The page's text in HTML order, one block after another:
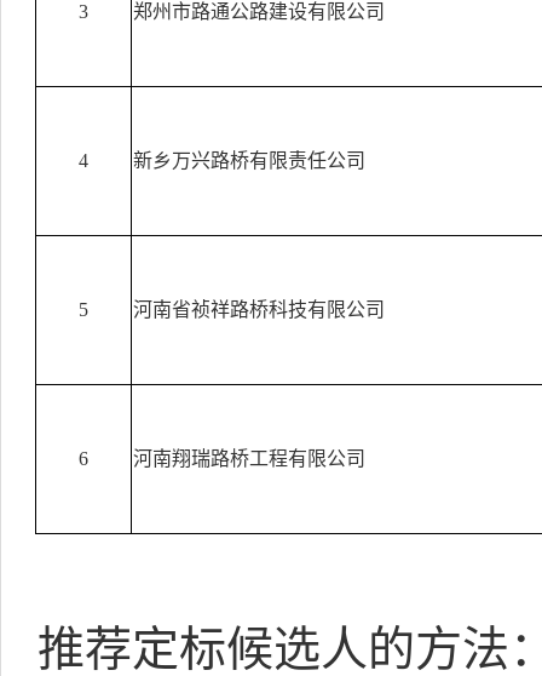
3 郑州市路通公路建设有限公司
4 新乡万兴路桥有限责任公司
5 河南省祯祥路桥科技有限公司
6 河南翔瑞路桥工程有限公司
推荐定标候选人的方法